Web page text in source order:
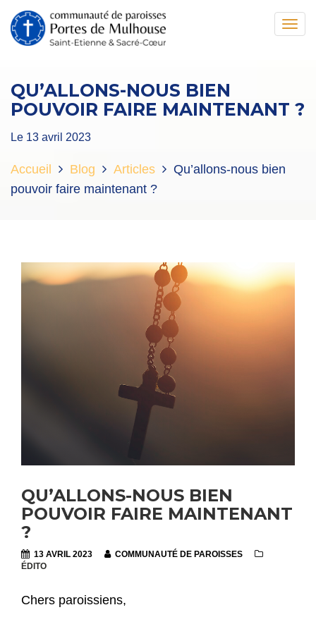
QU’ALLONS-NOUS BIEN
POUVOIR FAIRE MAINTENANT ?
Le 13 avril 2023
Accueil Blog Articles
Qu’allons-nous bien
pouvoir faire maintenant ?
QU’ALLONS-NOUS BIEN
POUVOIR FAIRE MAINTENANT
?
13 AVRIL 2023
COMMUNAUTÉ DE PAROISSES
ÉDITO
Chers paroissiens,